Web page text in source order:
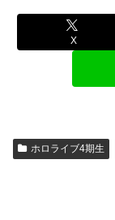
X
ホロライブ4期生